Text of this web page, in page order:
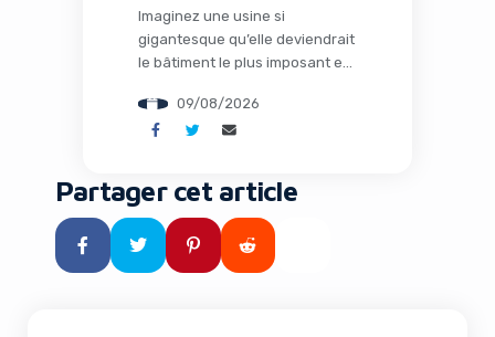
Imaginez une usine si
gigantesque qu’elle deviendrait
le bâtiment le plus imposant et
C’est exactement le projet
ambitieux que Tesla et SpaceX
conducteurs révolutionnaire au
Texas qui pourrait redéfinir
l’avenir de l’intelligence
artificielle et de la robotique.
09/08/2026
Partager cet article